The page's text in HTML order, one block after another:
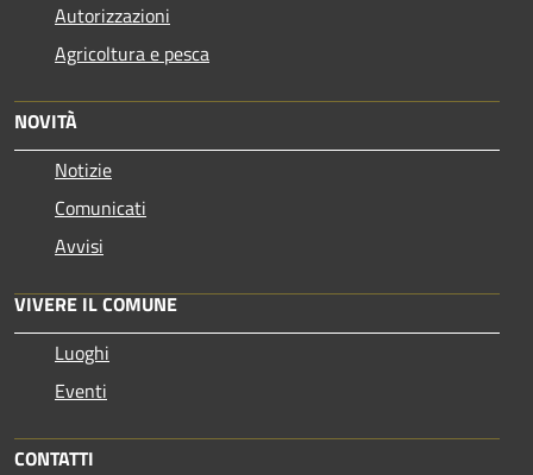
Autorizzazioni
Agricoltura e pesca
NOVITÀ
Notizie
Comunicati
Avvisi
VIVERE IL COMUNE
Luoghi
Eventi
CONTATTI